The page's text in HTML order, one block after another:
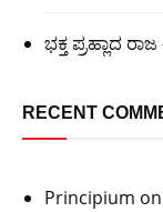
ಭಕ್ತ ಪ್ರಹ್ಲಾದ
RECENT
Principium on